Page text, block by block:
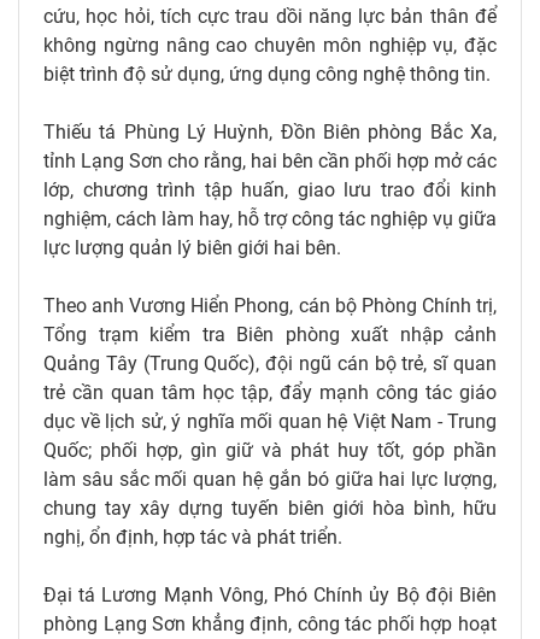
cứu, học hỏi, tích cực trau dồi năng lực bản thân để
không ngừng nâng cao chuyên môn nghiệp vụ, đặc
biệt trình độ sử dụng, ứng dụng công nghệ thông tin.
Thiếu tá Phùng Lý Huỳnh, Đồn Biên phòng Bắc Xa,
tỉnh Lạng Sơn cho rằng, hai bên cần phối hợp mở các
lớp, chương trình tập huấn, giao lưu trao đổi kinh
nghiệm, cách làm hay, hỗ trợ công tác nghiệp vụ giữa
lực lượng quản lý biên giới hai bên.
Theo anh Vương Hiển Phong, cán bộ Phòng Chính trị,
Tổng trạm kiểm tra Biên phòng xuất nhập cảnh
Quảng Tây (Trung Quốc), đội ngũ cán bộ trẻ, sĩ quan
trẻ cần quan tâm học tập, đẩy mạnh công tác giáo
dục về lịch sử, ý nghĩa mối quan hệ Việt Nam - Trung
Quốc; phối hợp, gìn giữ và phát huy tốt, góp phần
làm sâu sắc mối quan hệ gắn bó giữa hai lực lượng,
chung tay xây dựng tuyến biên giới hòa bình, hữu
nghị, ổn định, hợp tác và phát triển.
Đại tá Lương Mạnh Vông, Phó Chính ủy Bộ đội Biên
phòng Lạng Sơn khẳng định, công tác phối hợp hoạt